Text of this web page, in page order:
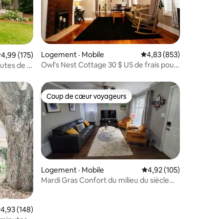
moyenne de 4,99 sur 5, 175 commentaires
4,99 (175)
de la
Logement · Mobile Note moyenne de
4,83 (853)
Owl's Nest Cottage 30 $ US de frais pour
moyenne de 4,93 sur 5, 148 commentaires
4,93 (148)
Coup de cœur voyageurs
Coup de cœur voyageurs
Logement · Mobile Note moyenne de
4,92 (105)
Mardi Gras Confort du milieu du siècle